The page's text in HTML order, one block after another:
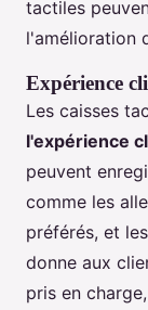
tactiles
l'amélioration
Expérience
Les caisses
l'expérience
peuvent
comme les
préférés, et
donne aux
pris en